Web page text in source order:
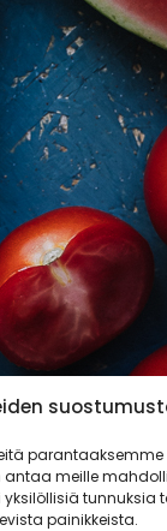
meille
tunnuksia
painikkeista.